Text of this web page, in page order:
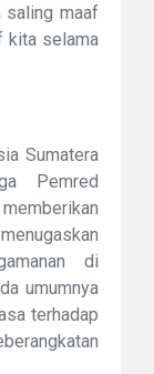
saling maaf
kita selama
Sumatera
Pemred
di
umumnya
terhadap